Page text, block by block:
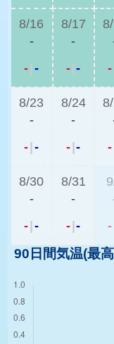
8/16
-
-|-
8/17
-
-|-
-
8/23
-
-|-
8/24
-
-|-
-
8/30
-
-|-
8/31
-
-|-
-
90日間気温(最